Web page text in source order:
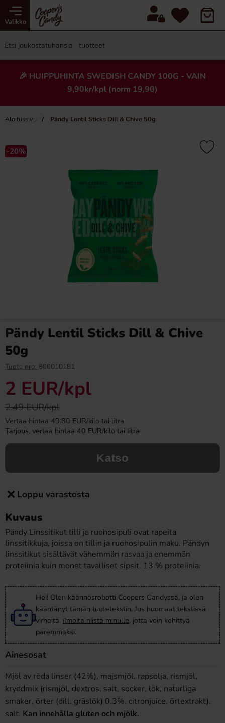
Valikko
🎉 HUIPPUHINTA SWEDISH CANDY 100G - VAIN
9,90kr/kpl (norm 19,90)
Aloitussivu Pändy Lentil Sticks Dill & Chive 50g
×
-20%
Pändy Lentil Sticks Dill & Chive
50g
Tuote nro: 800010181
2 EUR/kpl
2.49 EUR/kpl
Vertaa hintaa 49.80 EUR/kilo tai litra
Tarjous, vertaa hintaa 40 EUR/kilo tai litra
Katso
Loppu varastosta
Kuvaus
Pändy Linssitikut tilli ja ruohosipuli ovat rapeita
linssitikkuja, joissa on tillin ja ruohosipulin maku. Pändyn
linssitikut sisältävät vähemmän rasvaa ja enemmän
proteiinia kuin monet tavalliset sipsit. 13 % proteiinia.
Hei! Olen käännösrobotti Coopers Candyssä, ja olen
kääntänyt tämän tuotetekstin. Jos huomaat tekstissä
virheitä, ilmoita niistä minulle, jotta voin kehittyä
paremmaksi.
Ainesosat
Mjöl av röda linser (42%), majsmjöl, rapsolja, rismjöl,
kryddmix (rismjöl, dextros, salt, socker, lök, naturliga
smaker, örter (dill, gräslök) 0,3%, citronjuice, örtextrakt),
salt. Kan innehålla gluten och mjölk.